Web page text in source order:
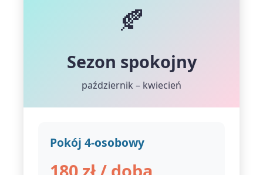
🍂
Sezon spokojny
październik – kwiecień
Pokój 4-osobowy